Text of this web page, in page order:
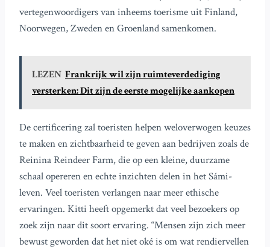
vertegenwoordigers van inheems toerisme uit Finland,
Noorwegen, Zweden en Groenland samenkomen.
LEZEN Frankrijk wil zijn ruimteverdediging
versterken: Dit zijn de eerste mogelijke aankopen
De certificering zal toeristen helpen weloverwogen keuzes
te maken en zichtbaarheid te geven aan bedrijven zoals de
Reinina Reindeer Farm, die op een kleine, duurzame
schaal opereren en echte inzichten delen in het Sámi-
leven. Veel toeristen verlangen naar meer ethische
ervaringen. Kitti heeft opgemerkt dat veel bezoekers op
zoek zijn naar dit soort ervaring. “Mensen zijn zich meer
bewust geworden dat het niet oké is om wat rendiervellen